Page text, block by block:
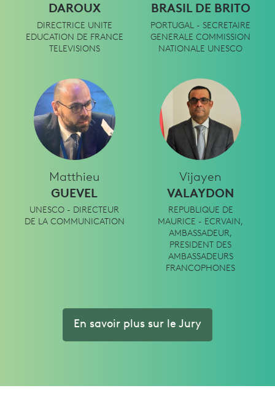
DAROUX
DIRECTRICE UNITE
EDUCATION DE FRANCE
TELEVISIONS
BRASIL DE BRITO
PORTUGAL - SECRETAIRE
GENERALE COMMISSION
NATIONALE UNESCO
Matthieu
GUEVEL
UNESCO - DIRECTEUR
DE LA COMMUNICATION
Vijayen
VALAYDON
REPUBLIQUE DE
MAURICE - ECRVAIN,
AMBASSADEUR,
PRESIDENT DES
AMBASSADEURS
FRANCOPHONES
En savoir plus sur le Jury